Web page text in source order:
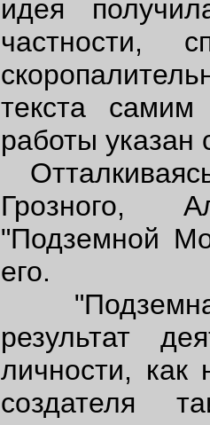
идея
частности,
текста
работы указан
Грозного,
"Подземной
его.
результат
личности, как
создателя